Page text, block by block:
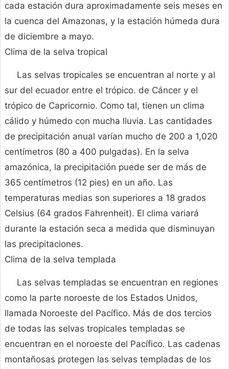
cada estación dura aproximadamente seis meses en
la cuenca del Amazonas, y la estación húmeda dura
de diciembre a mayo.
Clima de la selva tropical
Las selvas tropicales se encuentran al norte y al
sur del ecuador entre el trópico. de Cáncer y el
trópico de Capricornio. Como tal, tienen un clima
cálido y húmedo con mucha lluvia. Las cantidades
de precipitación anual varían mucho de 200 a 1,020
centímetros (80 a 400 pulgadas). En la selva
amazónica, la precipitación puede ser de más de
365 centímetros (12 pies) en un año. Las
temperaturas medias son superiores a 18 grados
Celsius (64 grados Fahrenheit). El clima variará
durante la estación seca a medida que disminuyan
las precipitaciones.
Clima de la selva templada
Las selvas templadas se encuentran en regiones
como la parte noroeste de los Estados Unidos,
llamada Noroeste del Pacífico. Más de dos tercios
de todas las selvas tropicales templadas se
encuentran en el noroeste del Pacífico. Las cadenas
montañosas protegen las selvas templadas de los